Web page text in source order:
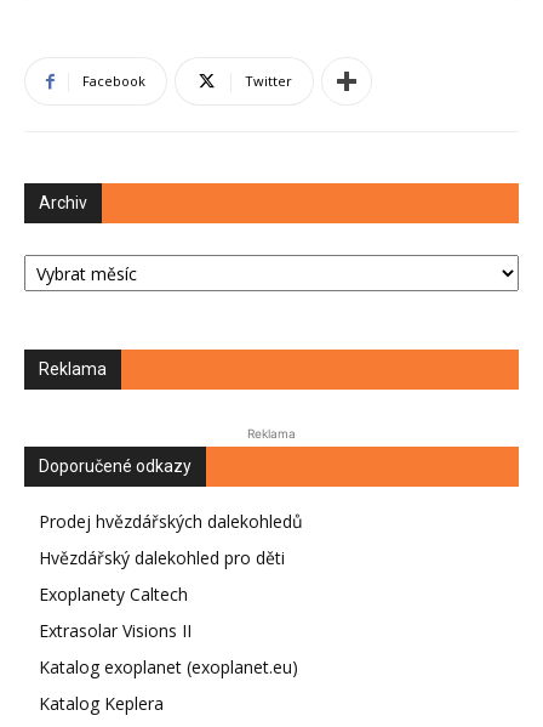
Facebook Twitter
Archiv
Archiv
Reklama
Reklama
Doporučené odkazy
Prodej hvězdářských dalekohledů
Hvězdářský dalekohled pro děti
Exoplanety Caltech
Extrasolar Visions II
Katalog exoplanet (exoplanet.eu)
Katalog Keplera